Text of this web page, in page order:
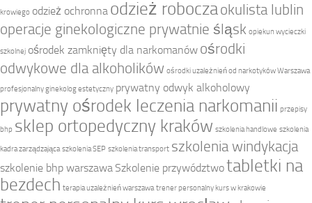
krowiego odzież ochronna odzież roboczaokulista lublin
operacje ginekologiczne prywatnie śląsk opiekun wycieczki
szkolnej ośrodek zamknięty dla narkomanów ośrodki
odwykowe dla alkoholików ośrodki uzależnień od narkotyków Warszawa
profesjonalny ginekolog estetyczny prywatny odwyk alkoholowy
prywatny ośrodek leczenia narkomanii przepisy
bhp sklep ortopedyczny kraków szkolenia handlowe szkolenia
kadra zarządzająca szkolenia SEP szkolenia transport szkolenia windykacja
szkolenie bhp warszawa Szkolenie przywództwotabletki na
bezdech terapia uzależnień warszawa trener personalny kurs w krakowie